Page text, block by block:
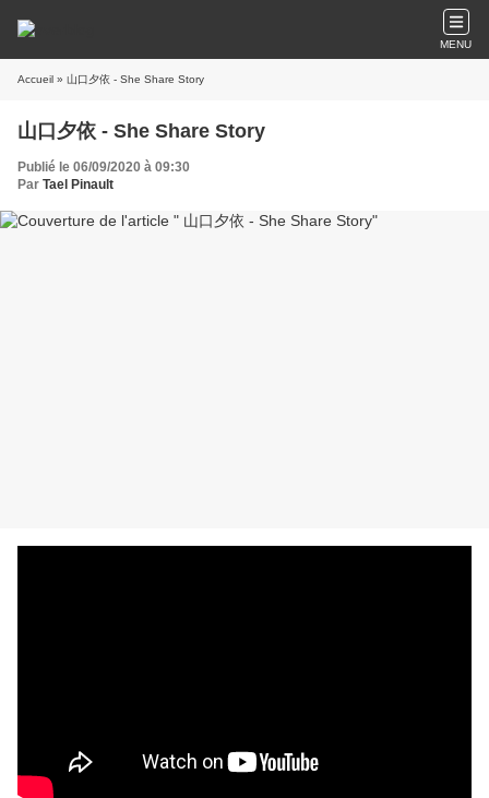
MENU
Accueil » 山口夕依 - She Share Story
山口夕依 - She Share Story
Publié le 06/09/2020 à 09:30
Par Tael Pinault